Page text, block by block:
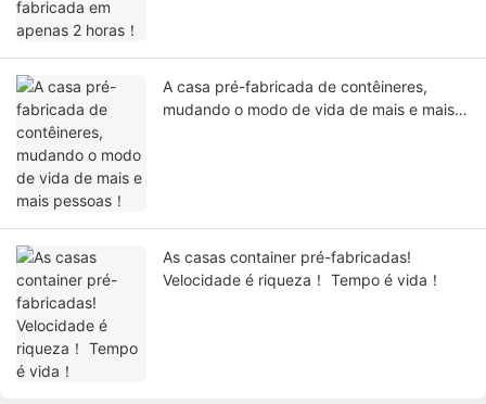
A casa pré-fabricada de contêineres,
mudando o modo de vida de mais e mais
As casas container pré-fabricadas!
Velocidade é riqueza！ Tempo é vida！